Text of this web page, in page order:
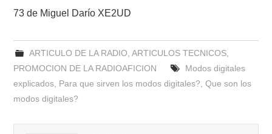
73 de Miguel Darío XE2UD
ARTICULO DE LA RADIO ARTICULOS TECNICOS,
PROMOCION DE LA RADIOAFICION
Modos digitales
explicados Para que sirven los modos digitales? ,Que son los
modos digitales?